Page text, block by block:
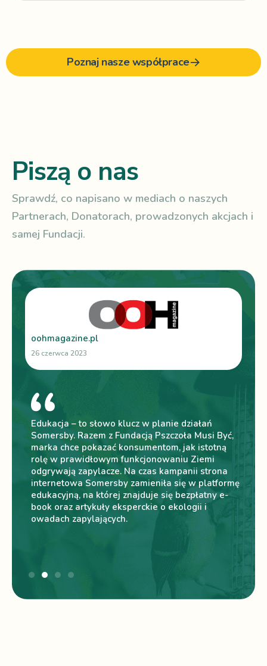
Poznaj nasze współprace
Piszą o nas
Sprawdź, co napisano w mediach o naszych
Partnerach, Donatorach, prowadzonych akcjach i
samej Fundacji.
oohmagazine.pl
26 czerwca 2023
Edukacja – to słowo klucz w planie działań
Somersby. Razem z Fundacją Pszczoła Musi Być,
marka chce pokazać konsumentom, jak istotną
rolę w prawidłowym funkcjonowaniu Ziemi
odgrywają zapylacze. Na czas kampanii strona
internetowa Somersby zamieniła się w platformę
edukacyjną, na której znajduje się bezpłatny e-
book oraz artykuły eksperckie o ekologii i
owadach zapylających.
on